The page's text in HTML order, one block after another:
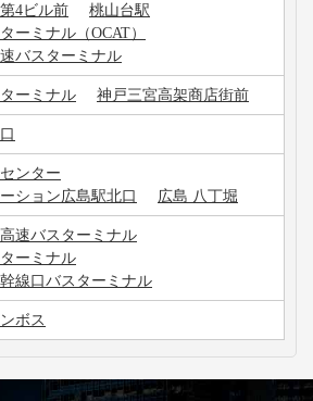
4ビル前
桃山台駅
ーミナル（OCAT）
バスターミナル
ーミナル 神戸三宮高架商店街前
ンター
ション広島駅北口
広島 八丁堀
速バスターミナル
ーミナル
線口バスターミナル
ボス